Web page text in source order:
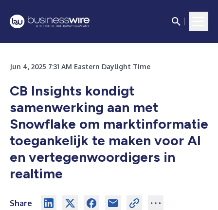
Jun 4, 2025 7:31 AM Eastern Daylight Time
CB Insights kondigt
samenwerking aan met
Snowflake om marktinformatie
toegankelijk te maken voor AI
en vertegenwoordigers in
realtime
Share